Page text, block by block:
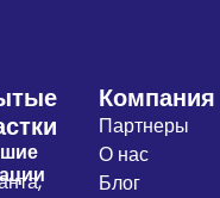
Компания
Партнеры
О нас
Блог